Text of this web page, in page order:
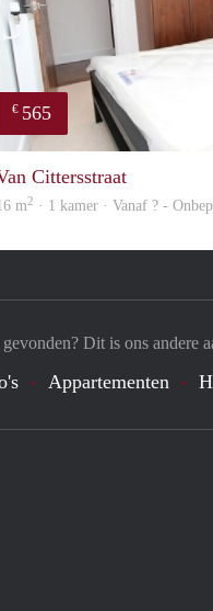
€ 565
Cittersstraat
m2 · 1 kamer · Vanaf ? -
Dit is ons andere
Appartementen